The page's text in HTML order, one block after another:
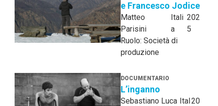
e Francesco Jodice
Matteo
Parisini
Itali
a
202
5
Ruolo: Società di
produzione
DOCUMENTARIO
L’inganno
Sebastiano Luca Ital 20